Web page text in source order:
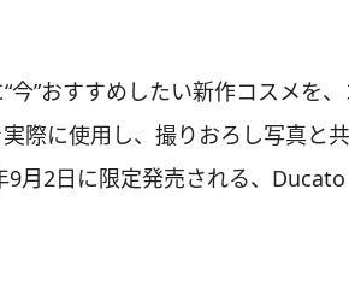
今”おすすめしたい新作コスメを
際に使用し、撮りおろし写真と
月2日に限定発売される、